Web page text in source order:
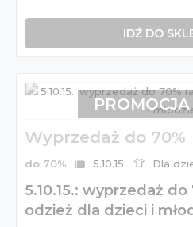
IDŹ DO
Wyprzedaż do 70%
do 70% 5.10.15. Dla
5.10.15.: wyprzedaż
odzież dla dzieci i